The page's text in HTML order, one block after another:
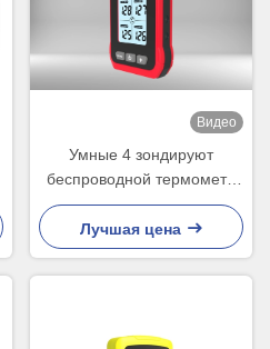
Видео
Умные 4 зондируют
беспроводной термометр
гриля с батареей 250MA
Rechargeble
Лучшая цена